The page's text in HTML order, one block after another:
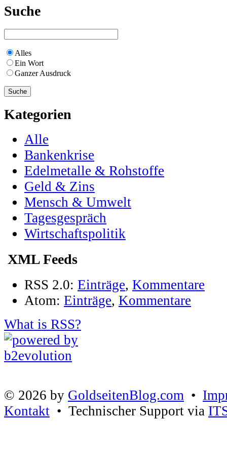
Suche
Alles
Ein Wort
Ganzer Ausdruck
Kategorien
Alle
Bankenkrise
Edelmetalle & Rohstoffe
Geld & Zins
Mensch & Umwelt
Tagesgespräch
Wirtschaftspolitik
XML Feeds
RSS 2.0: Einträge, Kommentare
Atom: Einträge, Kommentare
What is RSS?
© 2026 by GoldseitenBlog.com •
Kontakt • Technischer Support via